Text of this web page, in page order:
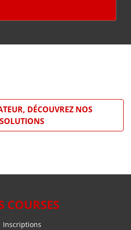
DÉCOUVREZ NOS
SOLUTIONS
COURSES
Inscriptions